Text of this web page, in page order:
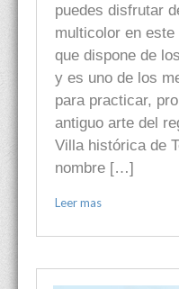
puedes disfrutar
multicolor en
que dispone de
y es uno de los
para practicar,
antiguo arte del
Villa histórica de
nombre […]
Leer mas